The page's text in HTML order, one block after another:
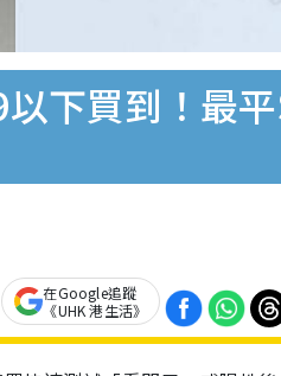
下買到！最
在Google追蹤
《UHK 港生活》